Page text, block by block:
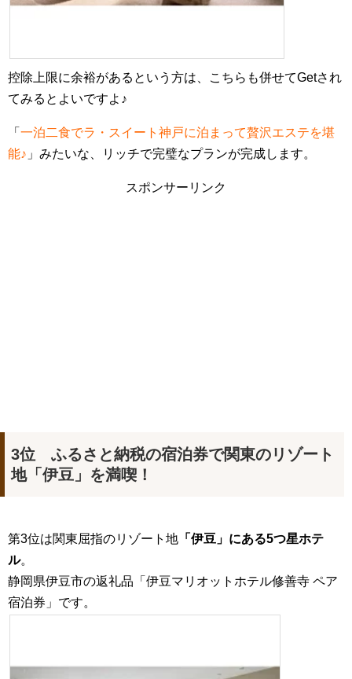
控除上限に余裕があるという方は、こちらも併せてGetされ
てみるとよいですよ♪
「 一泊二食でラ・スイート神戸に泊まって贅沢エステを堪
能♪ 」みたいな、リッチで完璧なプランが完成します。
スポンサーリンク
3位 ふるさと納税の宿泊券で関東のリゾート
地「伊豆」を満喫！
第3位は関東屈指のリゾート地 「伊豆」にある5つ星ホテ
ル。
静岡県伊豆市の返礼品「伊豆マリオットホテル修善寺 ペア
宿泊券」です。